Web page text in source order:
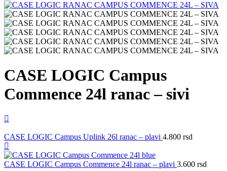
CASE LOGIC Campus
Commence 24l ranac – sivi
CASE LOGIC Campus Uplink 26l ranac – plavi 4.800 rsd
CASE LOGIC Campus Commence 24l ranac – plavi 3.600 rsd